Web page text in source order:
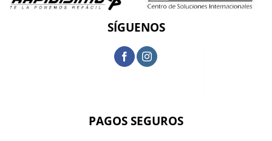
SÍGUENOS
PAGOS SEGUROS